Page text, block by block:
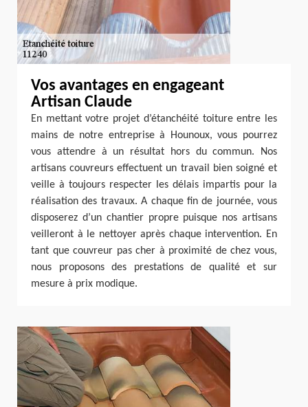
Vos avantages en engageant
Artisan Claude
En mettant votre projet d’étanchéité toiture entre les
mains de notre entreprise à Hounoux, vous pourrez
vous attendre à un résultat hors du commun. Nos
artisans couvreurs effectuent un travail bien soigné et
veille à toujours respecter les délais impartis pour la
réalisation des travaux. A chaque fin de journée, vous
disposerez d’un chantier propre puisque nos artisans
veilleront à le nettoyer après chaque intervention. En
tant que couvreur pas cher à proximité de chez vous,
nous proposons des prestations de qualité et sur
mesure à prix modique.